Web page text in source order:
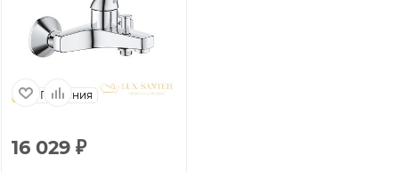
Германия
16 029 ₽